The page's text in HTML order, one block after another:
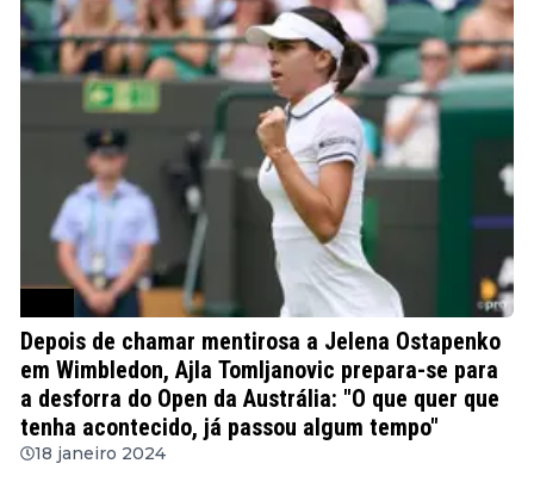
Depois de chamar mentirosa a Jelena Ostapenko
em Wimbledon, Ajla Tomljanovic prepara-se para
a desforra do Open da Austrália: "O que quer que
tenha acontecido, já passou algum tempo"
18 janeiro 2024